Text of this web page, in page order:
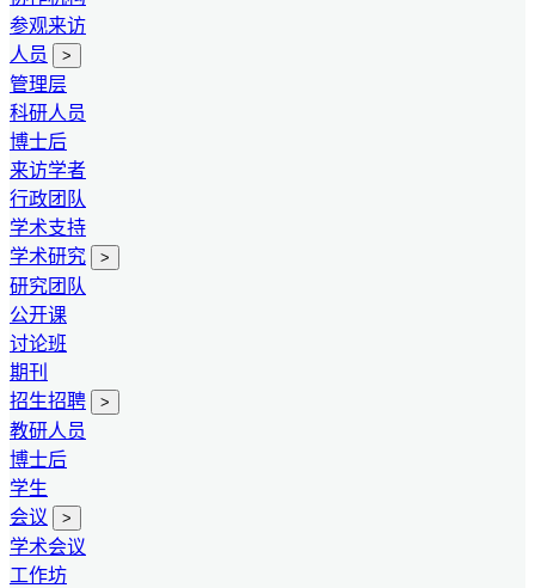
参观来访
人员
>
管理层
科研人员
博士后
来访学者
行政团队
学术支持
学术研究
>
研究团队
公开课
讨论班
期刊
招生招聘
>
教研人员
博士后
学生
会议
>
学术会议
工作坊